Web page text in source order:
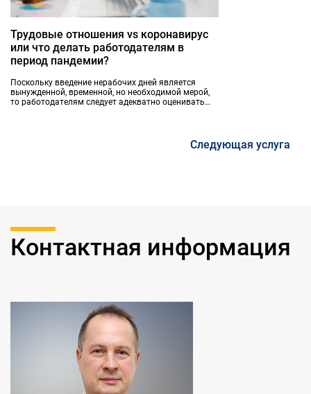
Трудовые отношения vs коронавирус
или что делать работодателям в
период пандемии?
Поскольку введение нерабочих дней является
вынужденной, временной, но необходимой мерой,
то работодателям следует адекватно оценивать
Следующая услуга
Контактная информация